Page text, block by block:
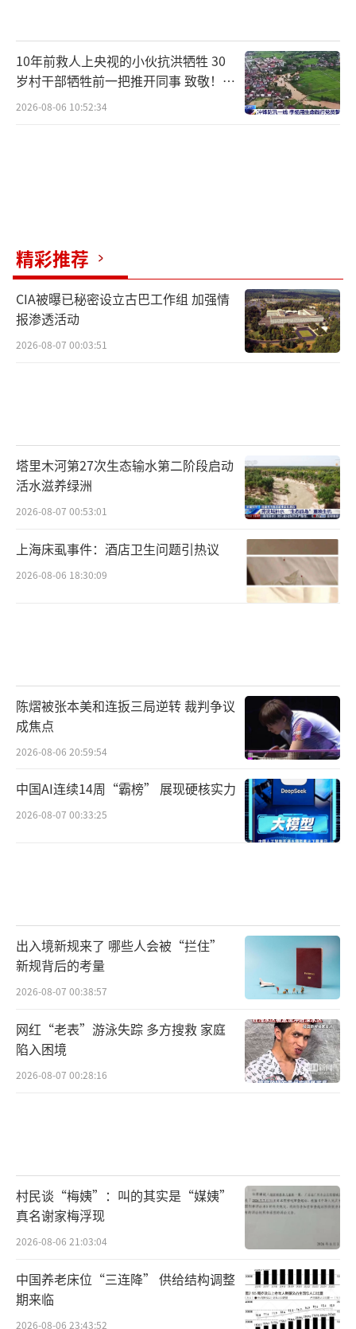
10年前救人上央视的小伙抗洪牺牲 30
岁村干部牺牲前一把推开同事 致敬！送
别！
2026-08-06 10:52:34
精彩推荐
CIA被曝已秘密设立古巴工作组 加强情
报渗透活动
2026-08-07 00:03:51
塔里木河第27次生态输水第二阶段启动
活水滋养绿洲
2026-08-07 00:53:01
上海床虱事件：酒店卫生问题引热议
2026-08-06 18:30:09
陈熠被张本美和连扳三局逆转 裁判争议
成焦点
2026-08-06 20:59:54
中国AI连续14周“霸榜” 展现硬核实力
2026-08-07 00:33:25
出入境新规来了 哪些人会被“拦住”
新规背后的考量
2026-08-07 00:38:57
网红“老表”游泳失踪 多方搜救 家庭
陷入困境
2026-08-07 00:28:16
村民谈“梅姨”：叫的其实是“媒姨”
真名谢家梅浮现
2026-08-06 21:03:04
中国养老床位“三连降” 供给结构调整
期来临
2026-08-06 23:43:52